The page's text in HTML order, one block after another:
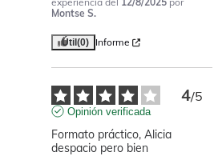
Montse S.
Útil (0) Informe
4/5
Opinión verificada
Formato práctico, Alicia
despacio pero bien